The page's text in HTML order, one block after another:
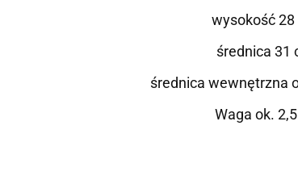
wysokość 28
średnica 31
średnica wewnętrzna
Waga ok.